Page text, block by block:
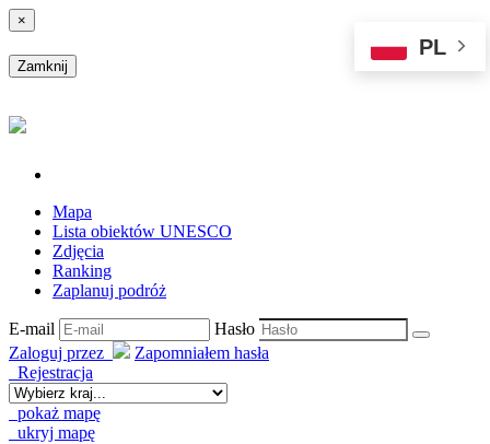
×
Zamknij
Mapa
Lista obiektów UNESCO
Zdjęcia
Ranking
Zaplanuj podróż
E-mail
Hasło
Zaloguj przez
Zapomniałem hasła
Rejestracja
pokaż mapę
ukryj mapę
PL